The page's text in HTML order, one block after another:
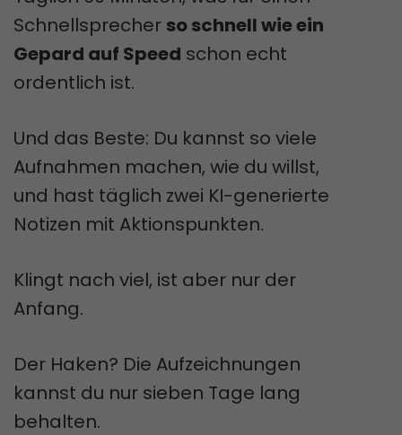
Schnellsprecher so schnell wie ein
Gepard auf Speed schon echt
ordentlich ist.
Und das Beste: Du kannst so viele
Aufnahmen machen, wie du willst,
und hast täglich zwei KI-generierte
Notizen mit Aktionspunkten.
Klingt nach viel, ist aber nur der
Anfang.
Der Haken? Die Aufzeichnungen
kannst du nur sieben Tage lang
behalten.